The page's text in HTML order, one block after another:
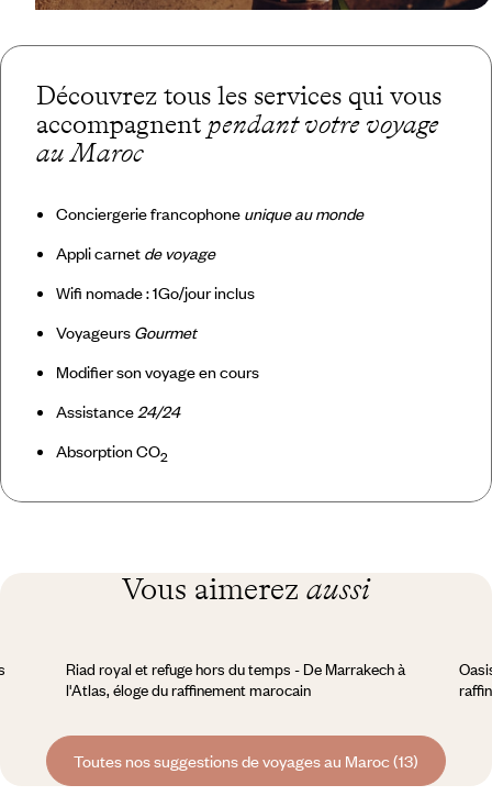
Découvrez tous les services qui vous
accompagnent pendant votre voyage
au Maroc
Conciergerie francophone unique au monde
Appli carnet de voyage
Wifi nomade : 1Go/jour inclus
Voyageurs Gourmet
Modifier son voyage en cours
Assistance 24/24
Absorption CO2
Vous aimerez aussi
Riad royal et refuge hors du temps - De Marrakech à
l'Atlas, éloge du raffinement marocain
Toutes nos suggestions de voyages au Maroc (13)